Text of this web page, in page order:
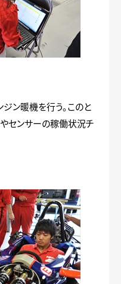
ン暖機を行う。このと
センサーの稼働状況チ